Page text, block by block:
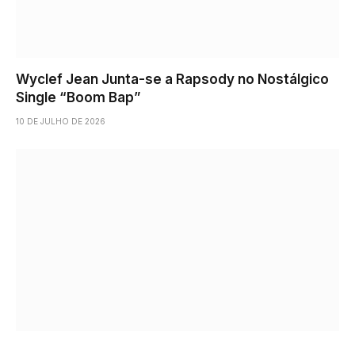
Wyclef Jean Junta-se a Rapsody no Nostálgico
Single “Boom Bap”
10 DE JULHO DE 2026